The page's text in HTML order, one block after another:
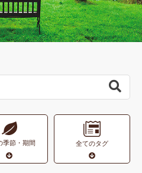
季節・期間 全てのタグ